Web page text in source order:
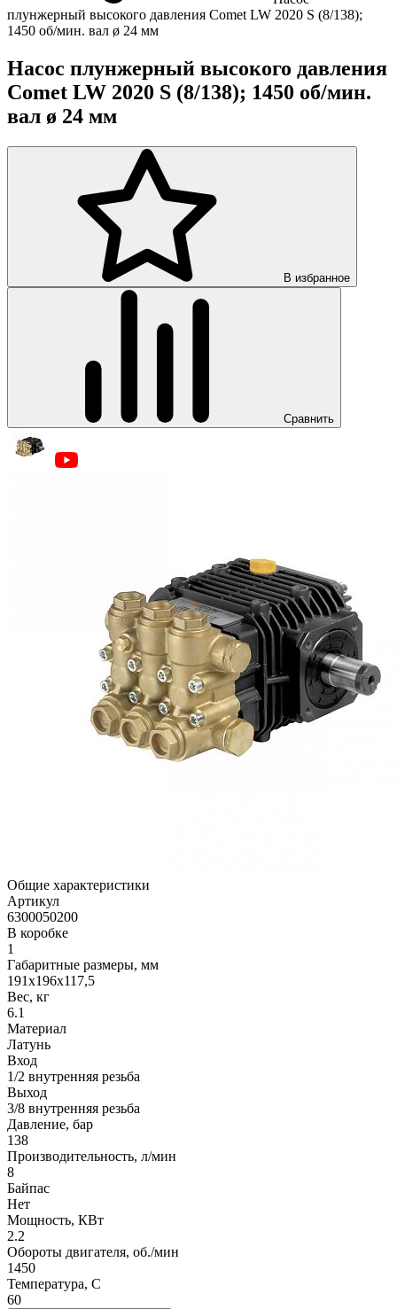
плунжерный высокого давления Comet LW 2020 S (8/138);
1450 об/мин. вал ø 24 мм
Насос плунжерный высокого давления
Comet LW 2020 S (8/138); 1450 об/мин.
вал ø 24 мм
В избранное
Сравнить
Общие характеристики
Артикул
6300050200
В коробке
1
Габаритные размеры, мм
191x196x117,5
Вес, кг
6.1
Материал
Латунь
Вход
1/2 внутренняя резьба
Выход
3/8 внутренняя резьба
Давление, бар
138
Производительность, л/мин
8
Байпас
Нет
Мощность, КВт
2.2
Обороты двигателя, об./мин
1450
Температура, C
60